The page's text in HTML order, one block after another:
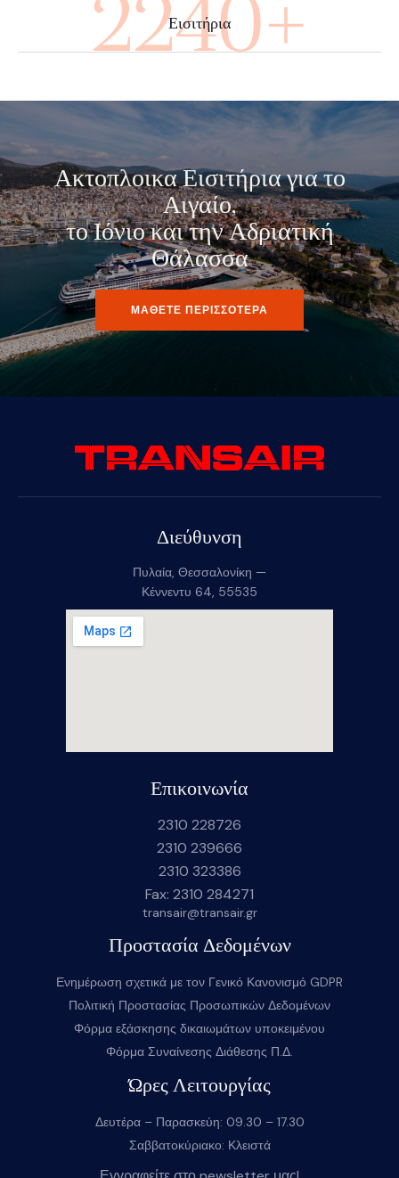
2480+
Εισιτήρια
Ακτοπλοικα Εισιτήρια για το
Αιγαίο,
το Ιόνιο και την Αδριατική
Θάλασσα
ΜΑΘΕΤΕ ΠΕΡΙΣΣΟΤΕΡΑ
Διεύθυνση
Πυλαία, Θεσσαλονίκη —
Κέννεντυ 64, 55535
Επικοινωνία
2310 228726
2310 239666
2310 323386
Fax: 2310 284271
transair@transair.gr
Προστασία Δεδομένων
Ενημέρωση σχετικά με τον Γενικό Κανονισμό GDPR
Πολιτική Προστασίας Προσωπικών Δεδομένων
Φόρμα εξάσκησης δικαιωμάτων υποκειμένου
Φόρμα Συναίνεσης Διάθεσης Π.Δ.
Ώρες Λειτουργίας
Δευτέρα – Παρασκεύη: 09.30 – 17.30
Σαββατοκύριακο: Κλειστά